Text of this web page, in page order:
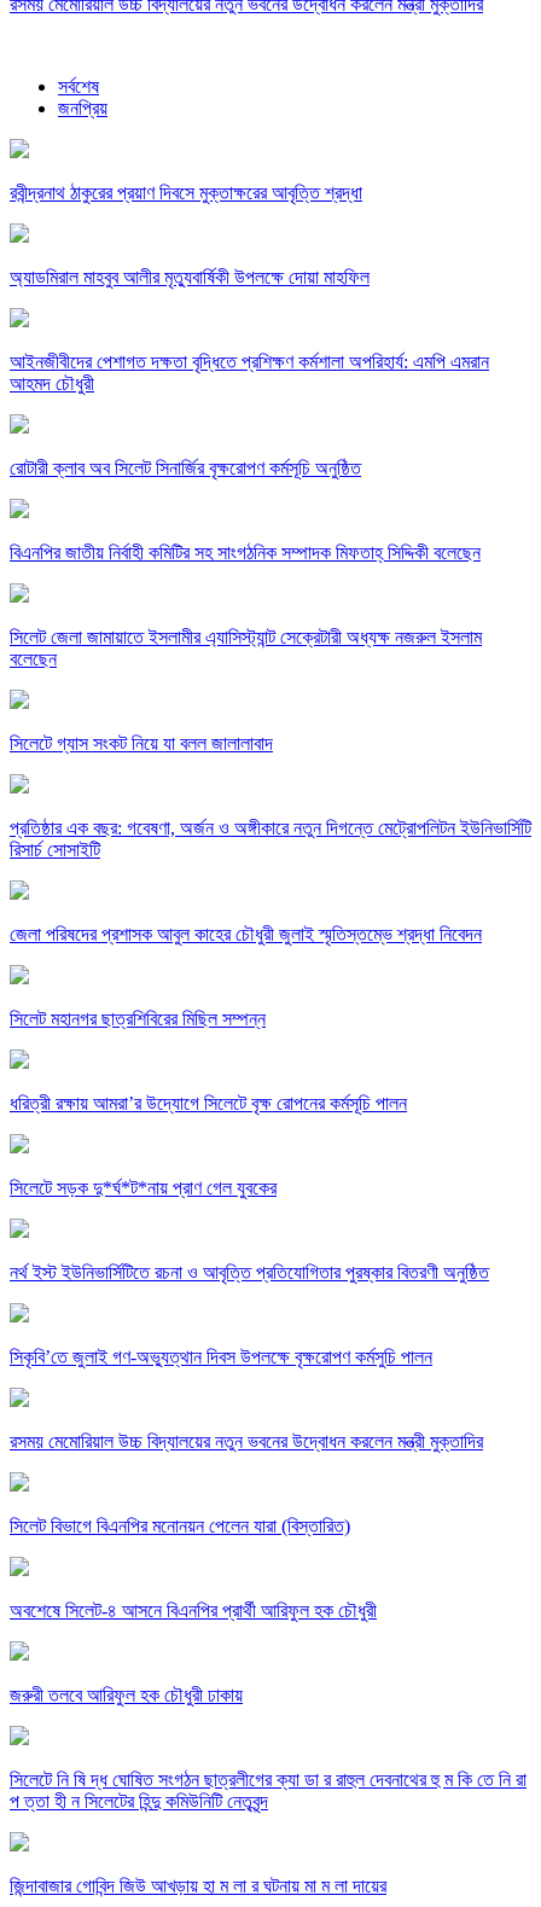
রসময় মেমোরিয়াল উচ্চ বিদ্যালয়ের নতুন ভবনের উদ্বোধন করলেন মন্ত্রী মুক্তাদির
সর্বশেষ
জনপ্রিয়
রবীন্দ্রনাথ ঠাকুরের প্রয়াণ দিবসে মুক্তাক্ষরের আবৃত্তি শ্রদ্ধা
অ্যাডমিরাল মাহবুব আলীর মৃত্যুবার্ষিকী উপলক্ষে দোয়া মাহফিল
‎আইনজীবীদের পেশাগত দক্ষতা বৃদ্ধিতে প্রশিক্ষণ কর্মশালা অপরিহার্য: এমপি এমরান
আহমদ চৌধুরী
রোটারী ক্লাব অব সিলেট সিনার্জির বৃক্ষরোপণ কর্মসূচি অনুষ্ঠিত
বিএনপির জাতীয় নির্বাহী কমিটির সহ সাংগঠনিক সম্পাদক মিফতাহ্ সিদ্দিকী বলেছেন
সিলেট জেলা জামায়াতে ইসলামীর এ্যাসিস্ট্যান্ট সেক্রেটারী অধ্যক্ষ নজরুল ইসলাম
বলেছেন
সিলেটে গ্যাস সংকট নিয়ে যা বলল জালালাবাদ
প্রতিষ্ঠার এক বছর: গবেষণা, অর্জন ও অঙ্গীকারে নতুন দিগন্তে মেট্রোপলিটন ইউনিভার্সিটি
রিসার্চ সোসাইটি
জেলা পরিষদের প্রশাসক আবুল কাহের চৌধুরী জুলাই স্মৃতিস্তম্ভে শ্রদ্ধা নিবেদন
সিলেট মহানগর ছাত্রশিবিরের মিছিল সম্পন্ন
ধরিত্রী রক্ষায় আমরা’র উদ্যোগে সিলেটে বৃক্ষ রোপনের কর্মসূচি পালন
সিলেটে সড়ক দু*র্ঘ*ট*নায় প্রাণ গেল যুবকের
নর্থ ইস্ট ইউনিভার্সিটিতে রচনা ও আবৃত্তি প্রতিযোগিতার পুরষ্কার বিতরণী অনুষ্ঠিত
সিকৃবি’তে জুলাই গণ-অভ্যুত্থান দিবস উপলক্ষে বৃক্ষরোপণ কর্মসুচি পালন
রসময় মেমোরিয়াল উচ্চ বিদ্যালয়ের নতুন ভবনের উদ্বোধন করলেন মন্ত্রী মুক্তাদির
সিলেট বিভাগে বিএনপির মনোনয়ন পেলেন যারা (বিস্তারিত)
অবশেষে সিলেট-৪ আসনে বিএনপির প্রার্থী আরিফুল হক চৌধুরী
জরুরী তলবে আরিফুল হক চৌধুরী ঢাকায়
সিলেটে নি ষি দ্ধ ঘোষিত সংগঠন ছাত্রলীগের ক্যা ডা র রাহুল দেবনাথের হু ম কি তে নি রা
প ত্তা হী ন সিলেটের হিন্দু কমিউনিটি নেতৃবৃন্দ
জিন্দাবাজার গোবিন্দ জিউ আখড়ায় হা ম লা র ঘটনায় মা ম লা দায়ের